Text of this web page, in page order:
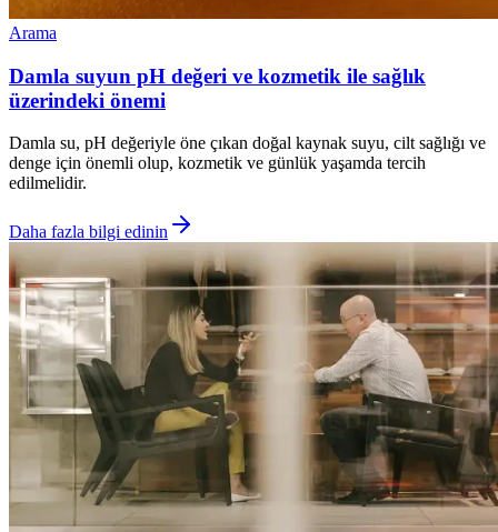
Arama
Damla suyun pH değeri ve kozmetik ile sağlık
üzerindeki önemi
Damla su, pH değeriyle öne çıkan doğal kaynak suyu, cilt sağlığı ve
denge için önemli olup, kozmetik ve günlük yaşamda tercih
edilmelidir.
Daha fazla bilgi edinin